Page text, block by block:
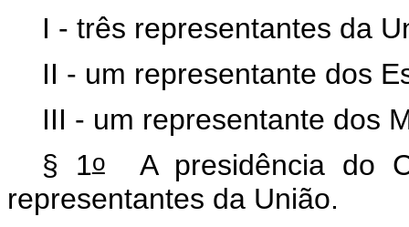
I - três representantes da
II - um representante dos
III - um representante dos
§ 1oA presidência do
representantes da União.